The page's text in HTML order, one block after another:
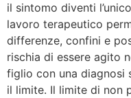
il sintomo diventi
lavoro terapeutico
differenze, confini e
rischia di essere agito
figlio con una diagnosi
il limite. Il limite di non